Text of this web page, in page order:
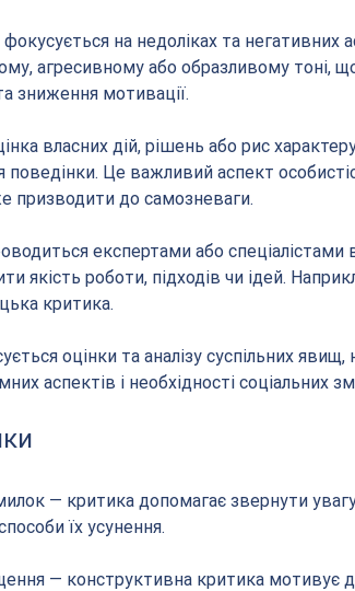
на недоліках та негативних
агресивному або образливому тоні,
зниження мотивації.
власних дій, рішень або рис
поведінки. Це важливий аспект
призводити до самозневаги.
експертами або спеціалістами
якість роботи, підходів чи ідей.
критика.
оцінки та аналізу суспільних
аспектів і необхідності соціальних
— критика допомагає звернути
їх усунення.
— конструктивна критика мотивує